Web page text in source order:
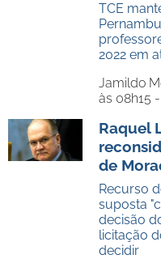
TCE
2022 em
Jamildo
às 08h15
Raquel
de
Recurso
suposta
decisão
licitação
decidir